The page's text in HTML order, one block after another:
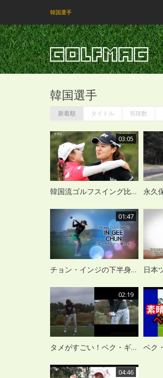
韓国選手
韓国選手
新着順 タイトル 視聴数
03:05
韓国流ゴルフスイング比較 イ・ボミ VS チョン・インジ スロー再生
01:47
チョン・インジの下半身どっしりドライバーショット
02:19
タメがすごい！ベク・ギュジョンのゴルフスイング
04:46